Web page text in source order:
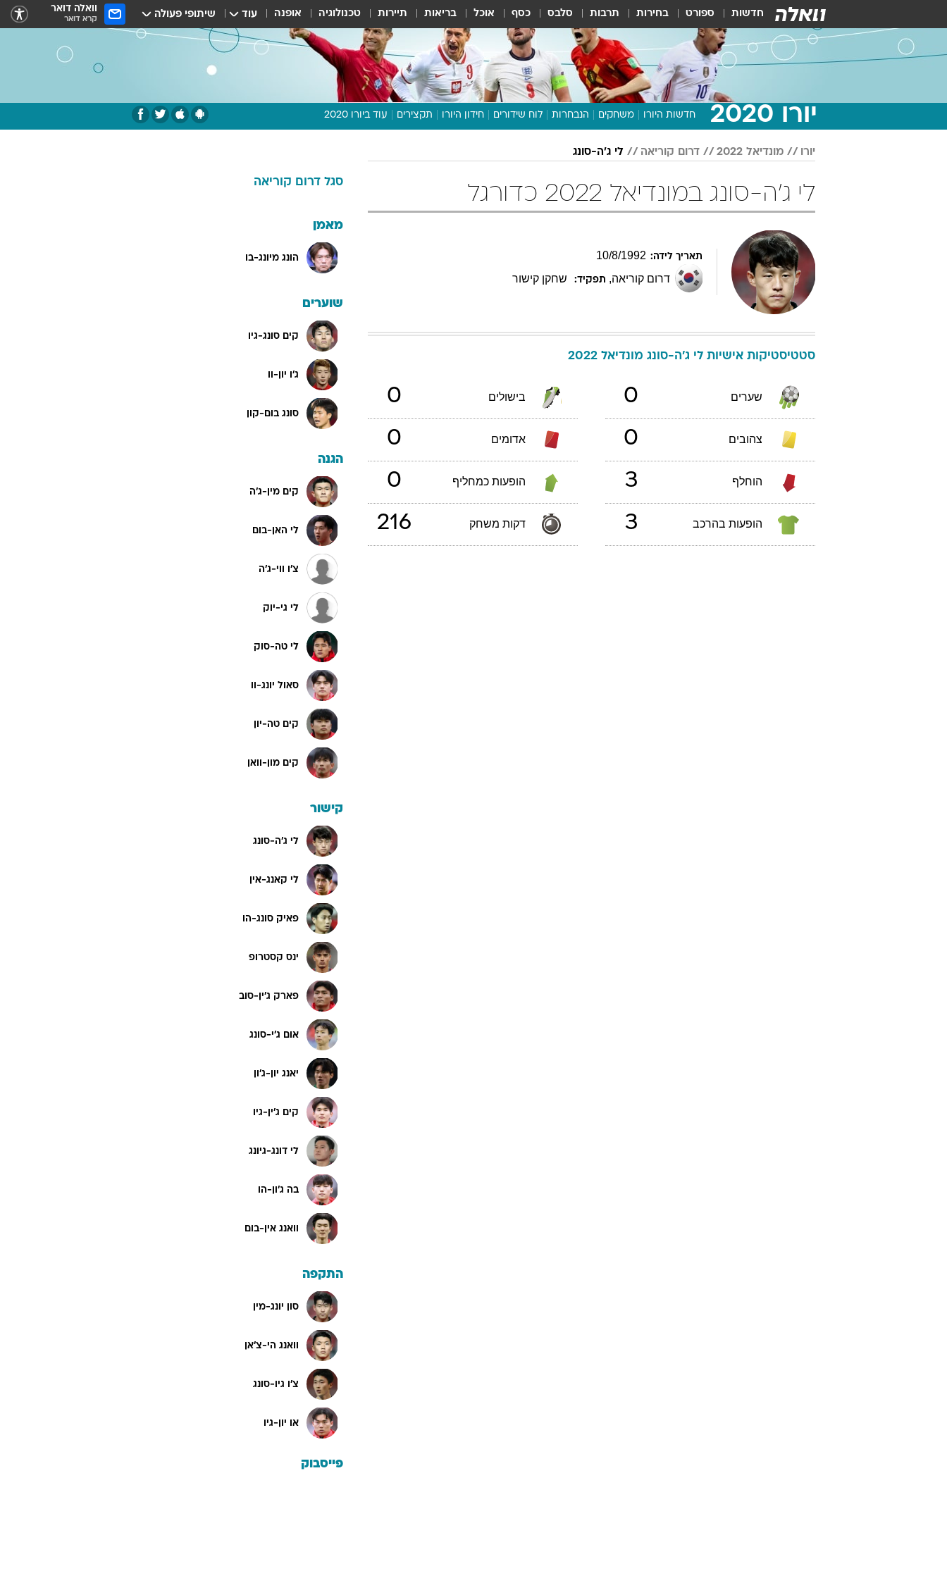
חדשות ספורט בחירות תרבות סלבס כסף אוכל בריאות תיירות טכנולוגיה אופנה עוד שיתופי פעולה וואלה דואר
קרא דואר
יורו 2020 חדשות היורו משחקים הנבחרות לוח שידורים חידון היורו תקצירים עוד ביורו 2020
תכנית היורו
דעות ופרשנויות
יורו מונדיאל 2022 דרום קוריאה לי ג'ה-סונג
לי ג'ה-סונג במונדיאל 2022 כדורגל
תאריך לידה: 10/8/1992
דרום קוריאה, תפקיד: שחקן קישור
סטטיסטיקות אישיות לי ג'ה-סונג מונדיאל 2022
שערים 0 בישולים 0
צהובים 0 אדומים 0
הוחלף 3 הופעות כמחליף 0
הופעות בהרכב 3 דקות משחק 216
סגל דרום קוריאה
מאמן
הונג מיונג-בו
שוערים
קים סונג-גיו
ג'ו יון-וו
סונג בום-קון
הגנה
קים מין-ג'ה
לי האן-בום
צ'ו ווי-ג'ה
לי גי-יוק
לי טה-סוק
סאול יונג-וו
קים טה-יון
קים מון-וואן
קישור
לי ג'ה-סונג
לי קאנג-אין
פאיק סונג-הו
ינס קסטרופ
פארק ג'ין-סוב
אום ג'י-סונג
יאנג יון-ג'ון
קים ג'ין-גיו
לי דונג-גיונג
בה ג'ון-הו
וואנג אין-בום
התקפה
סון יונג-מין
וואנג הי-צ'אן
צ'ו גיו-סונג
או יון-גיו
פייסבוק